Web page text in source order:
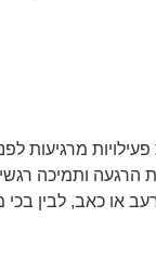
מרגיעות
הרגעה ותמיכה
רעב או כאב,